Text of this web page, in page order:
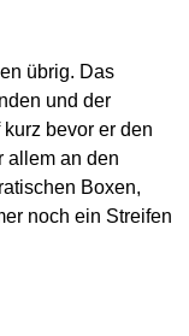
übrig. Das
und der
bevor er den
allem an den
Boxen,
noch ein Streifen